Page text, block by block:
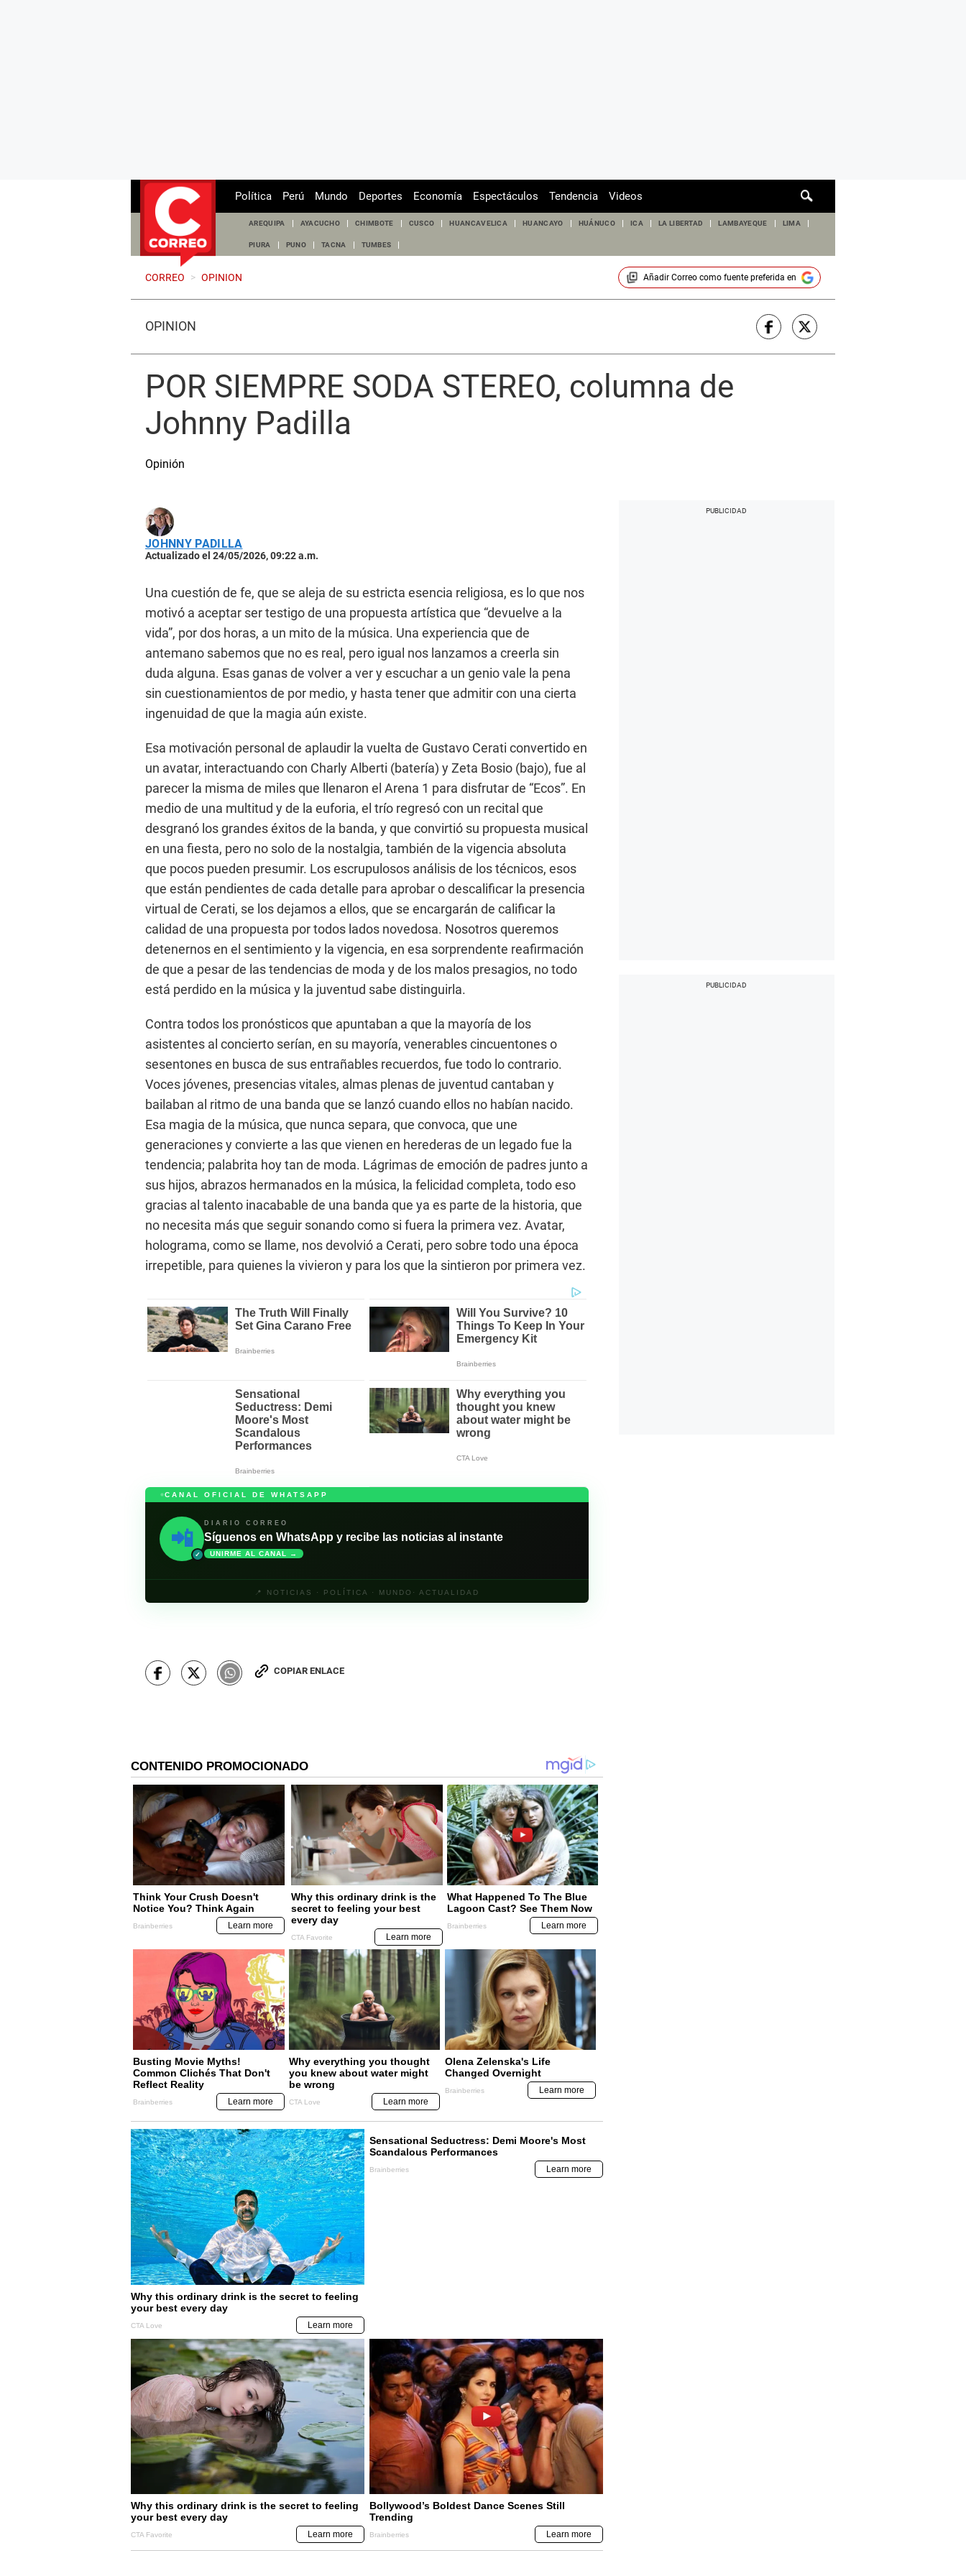
de
Política Perú Mundo Deportes Economía Espectáculos Tendencia Videos
AREQUIPA AYACUCHO CHIMBOTE CUSCO HUANCAVELICA HUANCAYO HUÁNUCO ICA LA LIBERTAD LAMBAYEQUE LIMA
PIURA PUNO TACNA TUMBES
CORREO > OPINION Añadir Correocomo fuente preferida en
OPINIÓN
POR SIEMPRE SODA STEREO, columna de
Johnny Padilla
Opinión
JOHNNY PADILLA
Actualizado el 24/05/2026, 09:22 a.m.
Una cuestión de fe, que se aleja de su estricta esencia religiosa, es lo que nos
motivó a aceptar ser testigo de una propuesta artística que “devuelve a la
vida”, por dos horas, a un mito de la música. Una experiencia que de
antemano sabemos que no es real, pero igual nos lanzamos a creerla sin
duda alguna. Esas ganas de volver a ver y escuchar a un genio vale la pena
sin cuestionamientos de por medio, y hasta tener que admitir con una cierta
ingenuidad de que la magia aún existe.
Esa motivación personal de aplaudir la vuelta de Gustavo Cerati convertido en
un avatar, interactuando con Charly Alberti (batería) y Zeta Bosio (bajo), fue al
parecer la misma de miles que llenaron el Arena 1 para disfrutar de “Ecos”. En
medio de una multitud y de la euforia, el trío regresó con un recital que
desgranó los grandes éxitos de la banda, y que convirtió su propuesta musical
en una fiesta, pero no solo de la nostalgia, también de la vigencia absoluta
que pocos pueden presumir. Los escrupulosos análisis de los técnicos, esos
que están pendientes de cada detalle para aprobar o descalificar la presencia
virtual de Cerati, se los dejamos a ellos, que se encargarán de calificar la
calidad de una propuesta por todos lados novedosa. Nosotros queremos
detenernos en el sentimiento y la vigencia, en esa sorprendente reafirmación
de que a pesar de las tendencias de moda y de los malos presagios, no todo
está perdido en la música y la juventud sabe distinguirla.
Contra todos los pronósticos que apuntaban a que la mayoría de los
asistentes al concierto serían, en su mayoría, venerables cincuentones o
sesentones en busca de sus entrañables recuerdos, fue todo lo contrario.
Voces jóvenes, presencias vitales, almas plenas de juventud cantaban y
bailaban al ritmo de una banda que se lanzó cuando ellos no habían nacido.
Esa magia de la música, que nunca separa, que convoca, que une
generaciones y convierte a las que vienen en herederas de un legado fue la
tendencia; palabrita hoy tan de moda. Lágrimas de emoción de padres junto a
sus hijos, abrazos hermanados en la música, la felicidad completa, todo eso
gracias al talento inacabable de una banda que ya es parte de la historia, que
no necesita más que seguir sonando como si fuera la primera vez. Avatar,
holograma, como se llame, nos devolvió a Cerati, pero sobre todo una época
irrepetible, para quienes la vivieron y para los que la sintieron por primera vez.
CANAL OFICIAL DE WHATSAPP
📲
✓
DIARIO CORREO
Síguenos en WhatsApp y recibe las noticias al instante
UNIRME AL CANAL →
📍 NOTICIAS · POLÍTICA · MUNDO· ACTUALIDAD
COPIAR ENLACE